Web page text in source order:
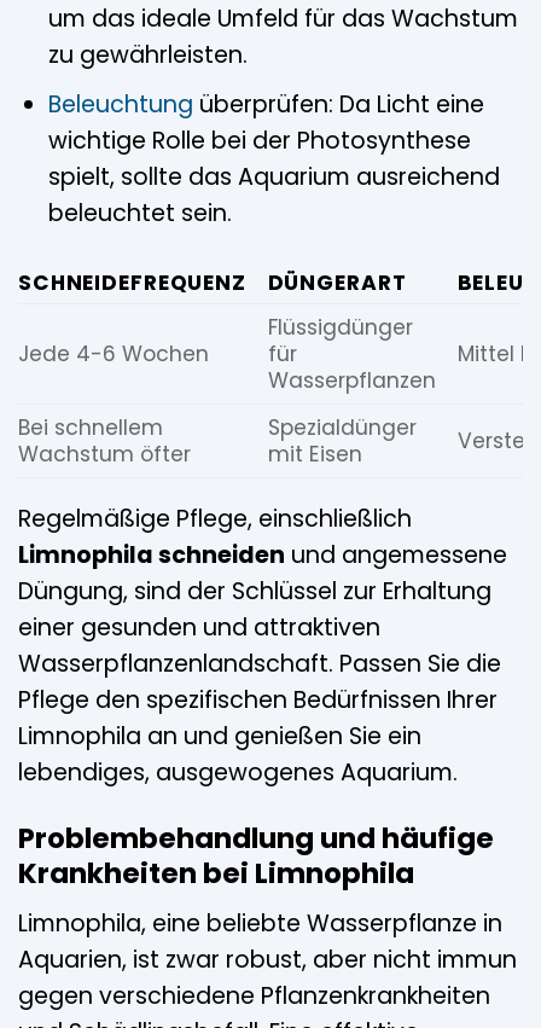
um das ideale Umfeld für das Wachstum
zu gewährleisten.
Beleuchtung überprüfen: Da Licht eine
wichtige Rolle bei der Photosynthese
spielt, sollte das Aquarium ausreichend
beleuchtet sein.
SCHNEIDEFREQUENZ DÜNGERART
Jede 4-6 Wochen
Flüssigdünger
für
Wasserpflanzen
Mittel
Bei schnellem
Wachstum öfter
Spezialdünger
mit Eisen
Regelmäßige Pflege, einschließlich
Limnophila schneiden und angemessene
Düngung, sind der Schlüssel zur Erhaltung
einer gesunden und attraktiven
Wasserpflanzenlandschaft. Passen Sie die
Pflege den spezifischen Bedürfnissen Ihrer
Limnophila an und genießen Sie ein
lebendiges, ausgewogenes Aquarium.
Problembehandlung und häufige
Krankheiten bei Limnophila
Limnophila, eine beliebte Wasserpflanze in
Aquarien, ist zwar robust, aber nicht immun
gegen verschiedene Pflanzenkrankheiten